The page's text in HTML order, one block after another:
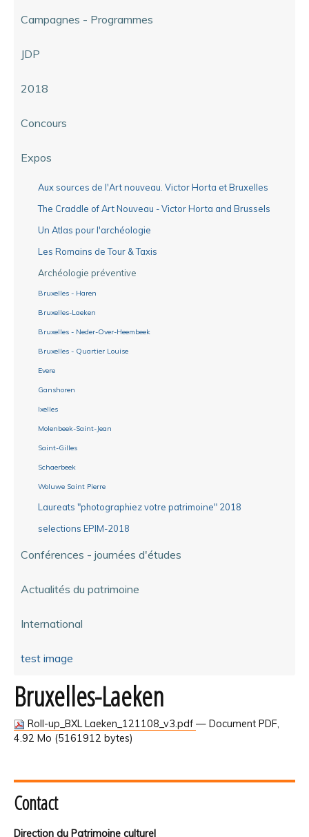
Campagnes - Programmes
JDP
2018
Concours
Expos
Aux sources de l'Art nouveau. Victor Horta et Bruxelles
The Craddle of Art Nouveau - Victor Horta and Brussels
Un Atlas pour l'archéologie
Les Romains de Tour & Taxis
Archéologie préventive
Bruxelles - Haren
Bruxelles-Laeken
Bruxelles - Neder-Over-Heembeek
Bruxelles - Quartier Louise
Evere
Ganshoren
Ixelles
Molenbeek-Saint-Jean
Saint-Gilles
Schaerbeek
Woluwe Saint Pierre
Laureats "photographiez votre patrimoine" 2018
selections EPIM-2018
Conférences - journées d'études
Actualités du patrimoine
International
test image
Bruxelles-Laeken
Roll-up_BXL Laeken_121108_v3.pdf — Document PDF,
4.92 Mo (5161912 bytes)
Contact
Direction du Patrimoine culturel